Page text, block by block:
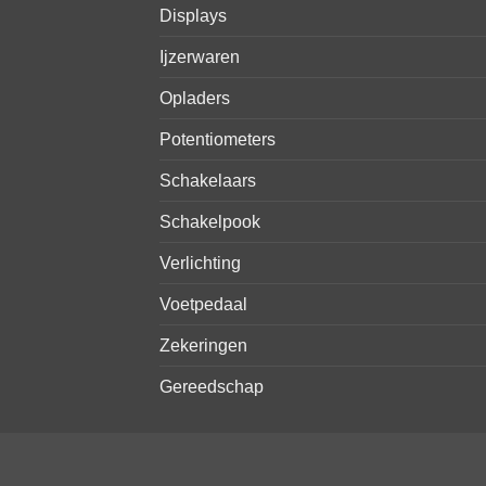
Displays
Ijzerwaren
Opladers
Potentiometers
Schakelaars
Schakelpook
Verlichting
Voetpedaal
Zekeringen
Gereedschap